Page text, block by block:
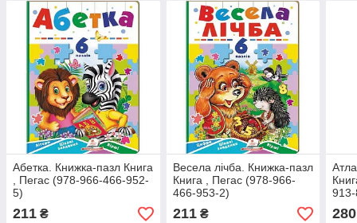
Абетка. Книжка-пазл Книга
, Пегас (978-966-466-952-
5)
211 ₴
Весела лічба. Книжка-пазл
Книга , Пегас (978-966-
466-953-2)
211₴ 280